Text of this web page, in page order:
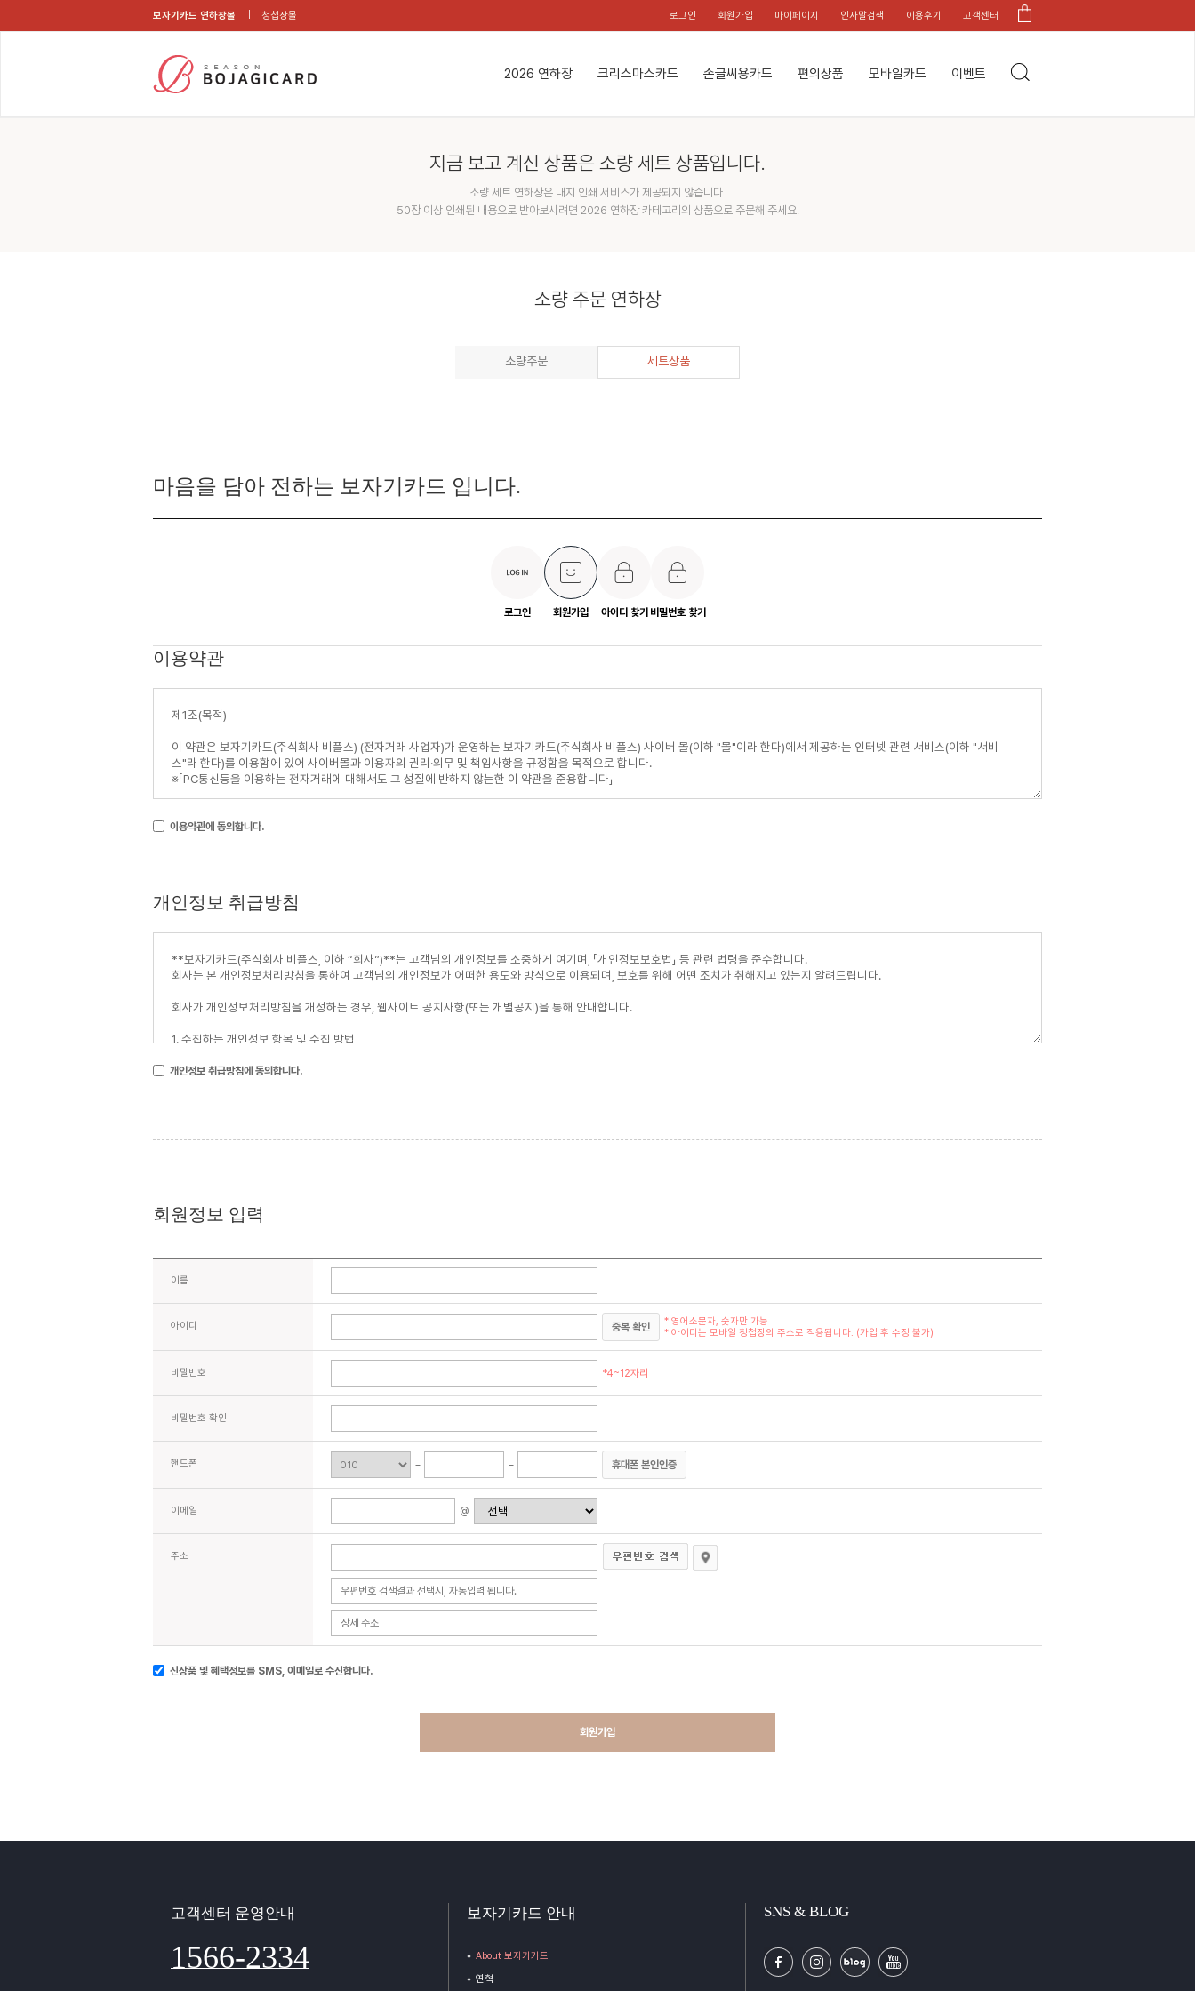
보자기카드 연하장몰 청첩장몰 로그인 회원가입 마이페이지 인사말검색 이용후기 고객센터
2026 연하장 크리스마스카드 손글씨용카드 편의상품 모바일카드 이벤트
지금 보고 계신 상품은 소량 세트 상품입니다.
소량 세트 연하장은 내지 인쇄 서비스가 제공되지 않습니다.
50장 이상 인쇄된 내용으로 받아보시려면 2026 연하장 카테고리의 상품으로 주문해 주세요.
소량 주문 연하장
소량주문 세트상품
마음을 담아 전하는 보자기카드 입니다.
로그인 회원가입 아이디 찾기 비밀번호 찾기
이용약관
이용약관에 동의합니다.
개인정보 취급방침
개인정보 취급방침에 동의합니다.
회원정보 입력
이름
아이디 중복 확인
* 영어소문자, 숫자만 가능
* 아이디는 모바일 청첩장의 주소로 적용됩니다. (가입 후 수정 불가)
비밀번호 *4~12자리
비밀번호 확인
핸드폰 휴대폰 본인인증
이메일 @
주소
신상품 및 혜택정보를 SMS, 이메일로 수신합니다.
회원가입
고객센터 운영안내
1566-2334
보자기카드 안내
About 보자기카드
연혁
SNS & BLOG